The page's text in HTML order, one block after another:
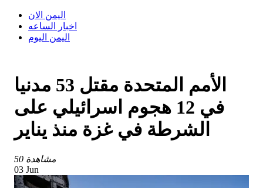
اليمن الان
اخبار الساعه
اليمن اليوم
الأمم المتحدة مقتل 53 مدنيا
في 12 هجوم اسرائيلي على
الشرطة في غزة منذ يناير
50 مشاهدة
03 Jun